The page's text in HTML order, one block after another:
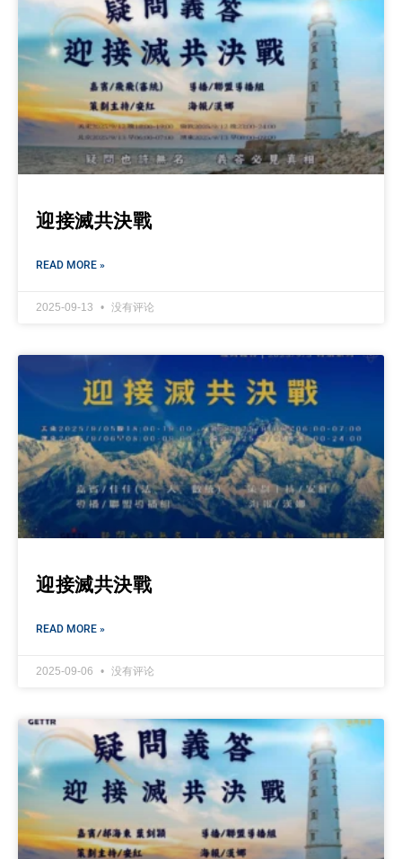
迎接滅共決戰
READ MORE »
2025-09-13 没有评论
迎接滅共決戰
READ MORE »
2025-09-06 没有评论